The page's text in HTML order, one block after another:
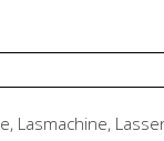
, Lasmachine,